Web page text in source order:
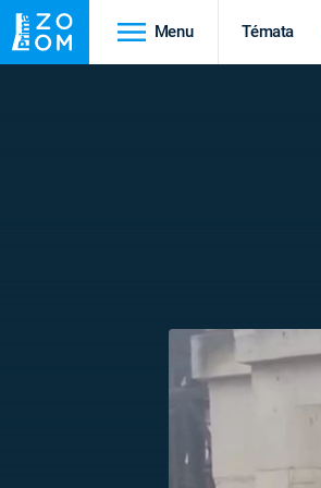
Menu Témata